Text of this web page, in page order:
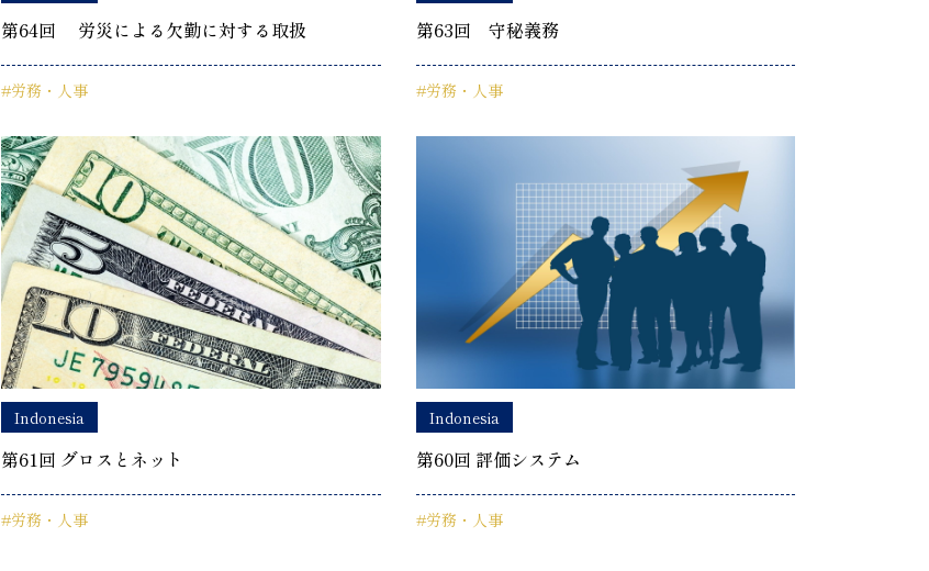
第64回 労災による欠勤に対する取扱
#労務・人事
第63回 守秘義務
#労務・人事
Indonesia
第61回 グロスとネット
#労務・人事
Indonesia
第60回 評価システム
#労務・人事